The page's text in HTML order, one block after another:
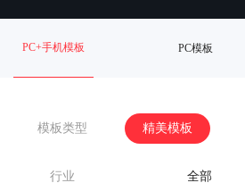
PC+手机模板 PC模板
模板类型 精美模板
行业 全部